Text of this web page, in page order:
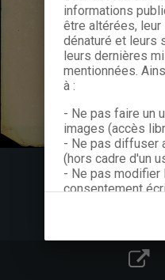
informations
être altérées,
dénaturé et leurs
leurs dernières
mentionnées.
à :
- Ne pas faire un
images (accès
- Ne pas diffuser
(hors cadre d'un
- Ne pas
consentement
Dans le cas
à nous
de Licence
proposées et le